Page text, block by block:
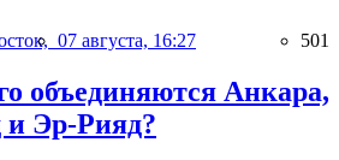
07 августа, 16:27 501
объединяются Анкара,
и Эр-Рияд?